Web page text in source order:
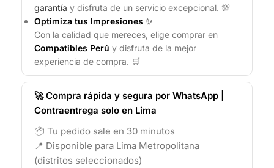
garantía y disfruta de un servicio excepcional. 💯
Optimiza tus Impresiones ✨
Con la calidad que mereces, elige comprar en
Compatibles Perú y disfruta de la mejor
experiencia de compra. 🛒
🚀 Compra rápida y segura por WhatsApp |
Contraentrega solo en Lima
📦 Tu pedido sale en 30 minutos
📍 Disponible para Lima Metropolitana
(distritos seleccionados)